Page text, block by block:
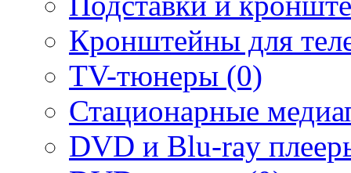
Кронштейны для
TV-тюнеры (0)
Стационарные
DVD и Blu-ray